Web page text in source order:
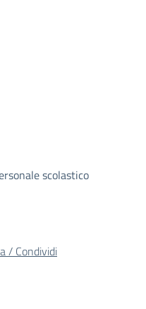
scolastico
/ Condividi